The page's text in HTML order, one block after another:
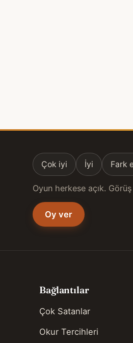
Çok iyi İyi Fark
Oyun herkese açık.
Oy ver
Bağlantılar
Çok Satanlar
Okur Tercihleri